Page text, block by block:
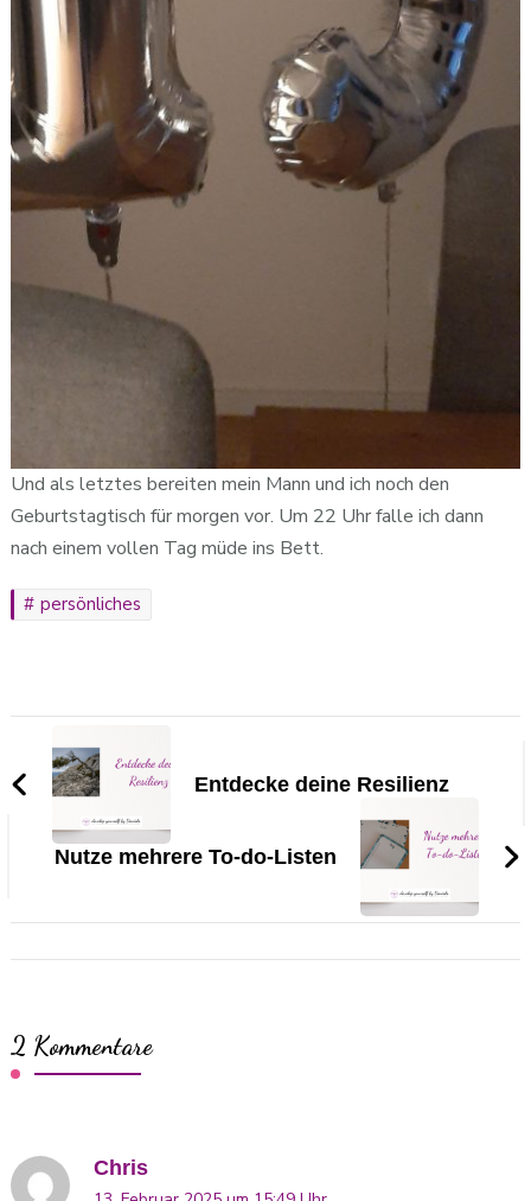
Und als letztes bereiten mein Mann und ich noch den
Geburtstagtisch für morgen vor. Um 22 Uhr falle ich dann
nach einem vollen Tag müde ins Bett.
persönliches
Beitragsnavigation
Entdecke deine Resilienz
Nutze mehrere To-do-Listen
2 Kommentare
Chris